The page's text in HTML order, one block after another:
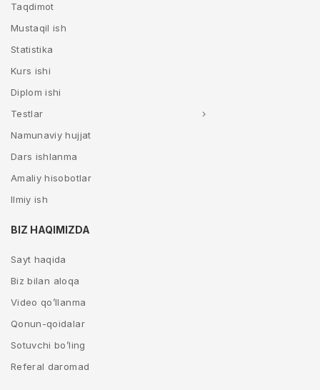
Taqdimot
Mustaqil ish
Statistika
Kurs ishi
Diplom ishi
Testlar
Namunaviy hujjat
Dars ishlanma
Amaliy hisobotlar
Ilmiy ish
BIZ HAQIMIZDA
Sayt haqida
Biz bilan aloqa
Video qo’llanma
Qonun-qoidalar
Sotuvchi bo’ling
Referal daromad